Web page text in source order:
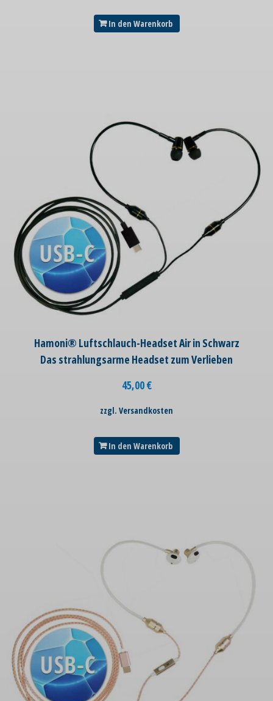
In den Warenkorb
Hamoni® Luftschlauch-Headset Air in Schwarz
Das strahlungsarme Headset zum Verlieben
45,00€
zzgl. Versandkosten
In den Warenkorb